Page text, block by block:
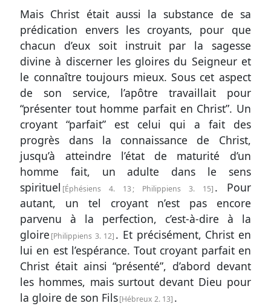
Mais Christ était aussi la substance de sa
prédication envers les croyants, pour que
chacun d’eux soit instruit par la sagesse
divine à discerner les gloires du Seigneur et
le connaître toujours mieux. Sous cet aspect
de son service, l’apôtre travaillait pour
“présenter tout homme parfait en Christ”. Un
croyant “parfait” est celui qui a fait des
progrès dans la connaissance de Christ,
jusqu’à atteindre l’état de maturité d’un
homme fait, un adulte dans le sens
spirituel Éphésiens 4. 13; Philippiens 3. 15 . Pour
autant, un tel croyant n’est pas encore
parvenu à la perfection, c’est-à-dire à la
gloire Philippiens 3. 12 . Et précisément, Christ en
lui en est l’espérance. Tout croyant parfait en
Christ était ainsi “présenté”, d’abord devant
les hommes, mais surtout devant Dieu pour
la gloire de son Fils Hébreux 2. 13 .